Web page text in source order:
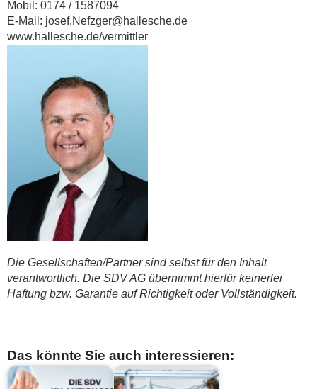
Mobil: 0174 / 1587094
E-Mail: josef.Nefzger@hallesche.de
www.hallesche.de/vermittler
Die Gesellschaften/Partner sind selbst für den Inhalt
verantwortlich. Die SDV AG übernimmt hierfür keinerlei
Haftung bzw. Garantie auf Richtigkeit oder Vollständigkeit.
Das könnte Sie auch interessieren: